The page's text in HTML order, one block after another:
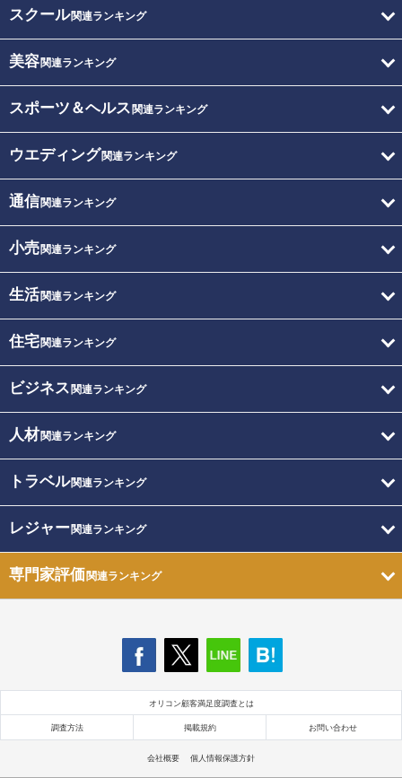
スクール関連ランキング
美容関連ランキング
スポーツ＆ヘルス 関連ランキング
ウエディング関連ランキング
通信関連ランキング
小売関連ランキング
生活関連ランキング
住宅関連ランキング
ビジネス 関連ランキング
人材関連ランキング
トラベル関連ランキング
レジャー関連ランキング
専門家評価関連ランキング
オリコン顧客満足度調査とは
調査方法 掲載規約 お問い合わせ
会社概要 個人情報保護方針